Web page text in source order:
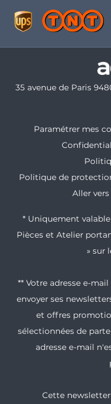
35 avenue de Paris
Paramétrer mes
Politique de
Aller vers
* Uniquement
Pièces et Atelier
» sur
** Votre adresse e-
envoyer ses
et offres
sélectionnées de
adresse e-mail
Cette